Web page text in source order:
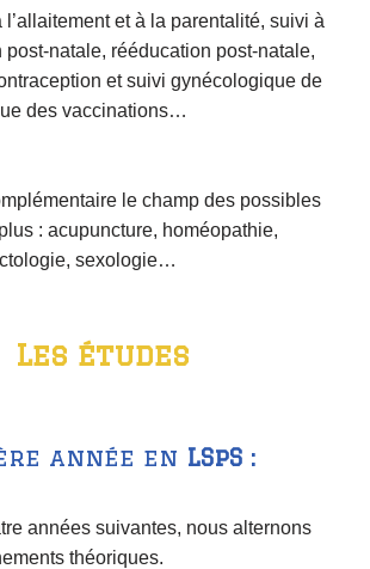
l’allaitement et à la parentalité, suivi à
post-natale, rééducation post-natale,
et suivi gynécologique de
des vaccinations…
le champ des possibles
: acupuncture, homéopathie,
sexologie…
Les études
année en LSpS :
années suivantes, nous alternons
théoriques.